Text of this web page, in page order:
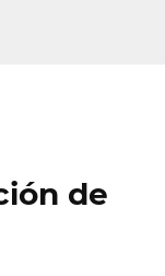
de